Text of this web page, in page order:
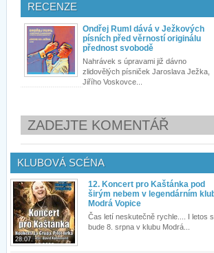
RECENZE
Ondřej Ruml dává v Ježkových
písních před věrností originálu
přednost svobodě
Nahrávek s úpravami již dávno
zlidovělých písniček Jaroslava Ježka,
Jiřího Voskovce...
ZADEJTE KOMENTÁŘ
KLUBOVÁ SCÉNA
28.07.
12. Koncert pro Kaštánka pod
širým nebem v legendárním
Modrá Vopice
Čas letí neskutečně rychle.... I letos
bude 8. srpna v klubu Modrá...